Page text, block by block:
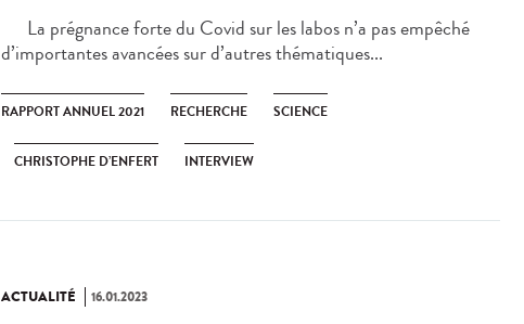
La prégnance forte du Covid sur les labos n’a pas empêché
d’importantes avancées sur d’autres thématiques...
RAPPORT ANNUEL 2021 RECHERCHE SCIENCE
CHRISTOPHE D’ENFERT INTERVIEW
ACTUALITÉ 16.01.2023